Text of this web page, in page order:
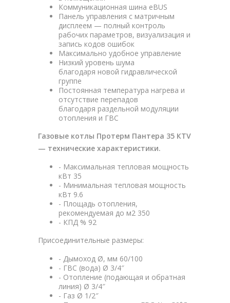
Коммуникационная шина eBUS
Панель управления с матричным
дисплеем — полный контроль
рабочих параметров, визуализация и
запись кодов ошибок
Максимально удобное управление
Низкий уровень шума
благодаря новой гидравлической
группе
Постоянная температура нагрева и
отсутствие перепадов
благодаря раздельной модуляции
отопления и ГВС
Газовые котлы Протерм Пантера 35 КTV
— технические характеристики.
- Максимальная тепловая мощность
кВт 35
- Минимальная тепловая мощность
кВт 9.6
- Площадь отопления,
рекомендуемая до м2 350
- КПД % 92
Присоединительные размеры:
- Дымоход Ø, мм 60/100
- ГВС (вода) Ø 3/4″
- Отопление (подающая и обратная
линия) Ø 3/4″
- Газ Ø 1/2″